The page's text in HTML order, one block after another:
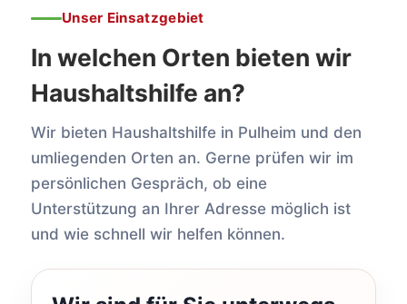
Unser Einsatzgebiet
In welchen Orten bieten wir
Haushaltshilfe an?
Wir bieten Haushaltshilfe in Pulheim und den
umliegenden Orten an. Gerne prüfen wir im
persönlichen Gespräch, ob eine
Unterstützung an Ihrer Adresse möglich ist
und wie schnell wir helfen können.